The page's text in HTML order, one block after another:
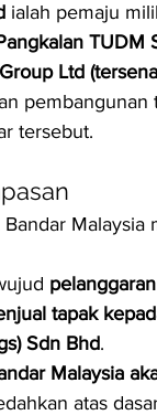
ialah pemaju
TUDM
Ltd
pembangunan
tersebut.
Bandar Malaysia
tapak
Sdn Bhd.
Malaysia
atas